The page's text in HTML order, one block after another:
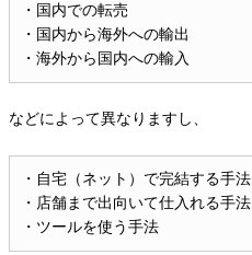
・国内での転売
・国内から海外への輸出
・海外から国内への輸入
などによって異なりますし、
・自宅（ネット）で完結する手法
・店舗まで出向いて仕入れる手法
・ツールを使う手法